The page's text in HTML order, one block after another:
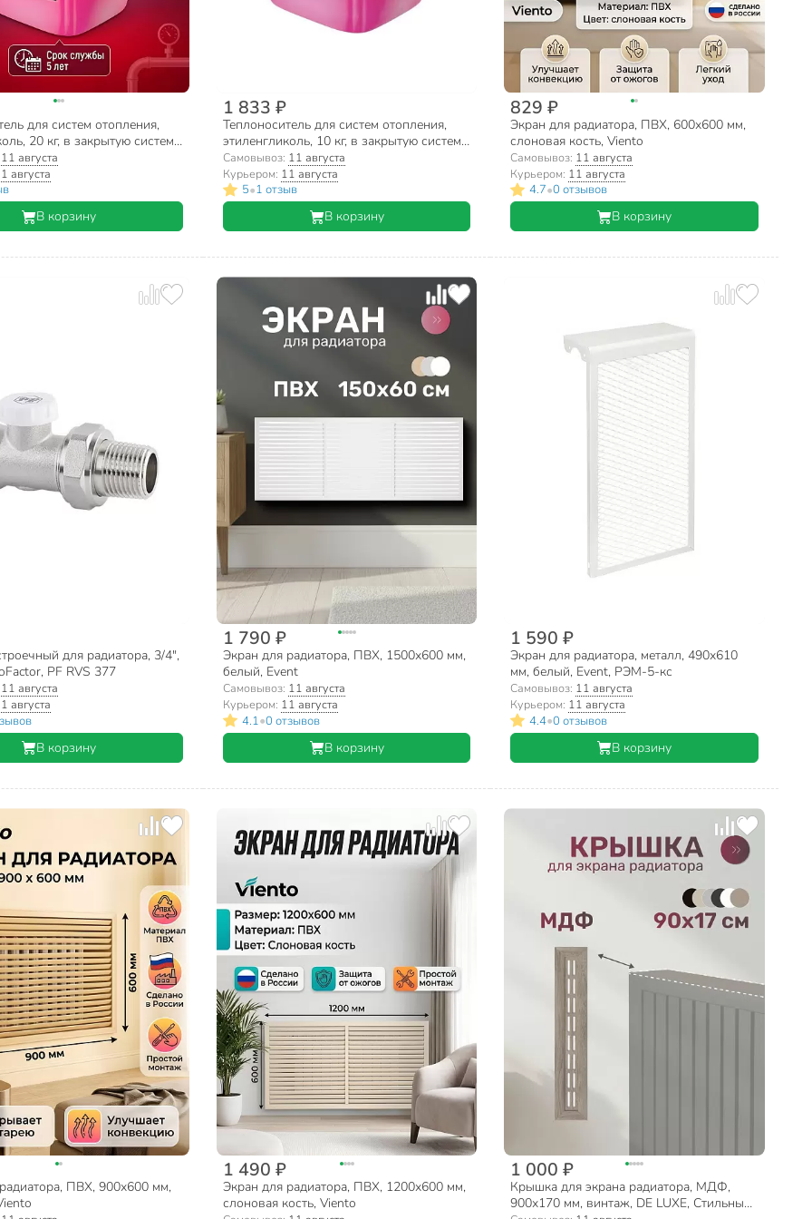
для систем отопления,
20 кг, в закрытую систему,
11 августа
августа
В корзину
1 833 ₽
Теплоноситель для систем отопления,
этиленгликоль, 10 кг, в закрытую систему,
горюч, Valfex
Самовывоз: 11 августа
Курьером: 11 августа
5•1 отзыв
В корзину
829 ₽
Экран для радиатора, ПВХ, 600х600 мм,
слоновая кость, Viento
Самовывоз: 11 августа
Курьером: 11 августа
4.7•0 отзывов
В корзину
для радиатора, 3/4",
PF RVS 377
11 августа
августа
В корзину
1 790 ₽
Экран для радиатора, ПВХ, 1500х600 мм,
белый, Event
Самовывоз: 11 августа
Курьером: 11 августа
4.1•0 отзывов
В корзину
1 590 ₽
Экран для радиатора, металл, 490х610
мм, белый, Event, РЭМ-5-кс
Самовывоз: 11 августа
Курьером: 11 августа
4.4•0 отзывов
В корзину
ПВХ, 900х600 мм,
1 490 ₽
Экран для радиатора, ПВХ, 1200х600 мм,
слоновая кость, Viento
1 000 ₽
Крышка для экрана радиатора, МДФ,
900х170 мм, винтаж, DE LUXE, Стильный